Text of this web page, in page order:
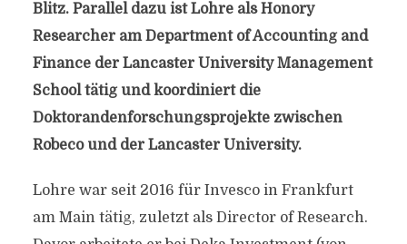
Blitz. Parallel dazu ist Lohre als Honory
Researcher am Department of Accounting and
Finance der Lancaster University Management
School tätig und koordiniert die
Doktorandenforschungsprojekte zwischen
Robeco und der Lancaster University.
Lohre war seit 2016 für Invesco in Frankfurt
am Main tätig, zuletzt als Director of Research.